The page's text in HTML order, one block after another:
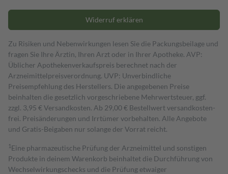
Widerruf erklären
Zu Risiken und Nebenwirkungen lesen Sie die Packungsbeilage und
fragen Sie Ihre Ärztin, Ihren Arzt oder in Ihrer Apotheke. AVP:
Üblicher Apothekenverkaufspreis berechnet nach der
Arzneimittelpreisverordnung. UVP: Unverbindliche
Preisempfehlung des Herstellers. Die angegebenen Preise
beinhalten die gesetzlich vorgeschriebene Mehrwertsteuer, ggf.
zzgl. 3,95 € Versandkosten. Ab 29,00 € Bestell­wert versand­kosten­
frei. Preisänderungen und Irrtümer vorbehalten. Alle Angebote
und Gratis-Beigaben nur solange der Vorrat reicht.
1 Eine pharmazeutische Prüfung der Arzneimittel und sonstigen
Produkte in deinem Warenkorb beinhaltet die Durchführung von
Wechselwirkungschecks und die Prüfung etwaiger